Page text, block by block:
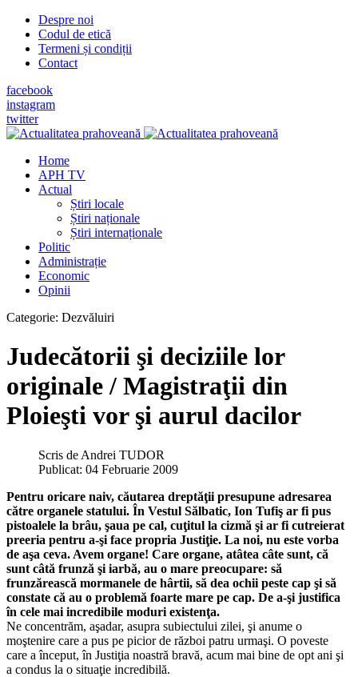
Despre noi
Codul de etică
Termeni și condiții
Contact
facebook
instagram
twitter
Home
APH TV
Actual
Știri locale
Știri naționale
Știri internaționale
Politic
Administrație
Economic
Opinii
Categorie: Dezvăluiri
Judecătorii şi deciziile lor
originale / Magistraţii din
Ploieşti vor şi aurul dacilor
Scris de Andrei TUDOR
Publicat: 04 Februarie 2009
Pentru oricare naiv, căutarea dreptăţii presupune adresarea
către organele statului. În Vestul Sălbatic, Ion Tufiş ar fi pus
pistoalele la brâu, şaua pe cal, cuţitul la cizmă şi ar fi cutreierat
preeria pentru a-şi face propria Justiţie. La noi, nu este vorba
de aşa ceva. Avem organe! Care organe, atâtea câte sunt, că
sunt câtă frunză şi iarbă, au o mare preocupare: să
frunzărească mormanele de hârtii, să dea ochii peste cap şi să
constate că au o problemă foarte mare pe cap. De a-şi justifica
în cele mai incredibile moduri existenţa.
Ne concentrăm, aşadar, asupra subiectului zilei, şi anume o
moştenire care a pus pe picior de război patru urmaşi. O poveste
care a început, în Justiţia noastră bravă, acum mai bine de opt ani şi
a condus la o situaţie incredibilă.